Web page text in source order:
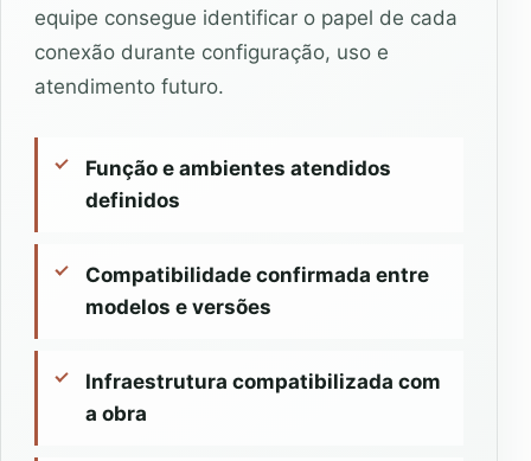
equipe consegue identificar o papel de cada
conexão durante configuração, uso e
atendimento futuro.
Função e ambientes atendidos
definidos
Compatibilidade confirmada entre
modelos e versões
Infraestrutura compatibilizada com
a obra